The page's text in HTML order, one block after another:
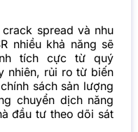
spread và nhu
nhiều khả năng sẽ
tích cực từ quý
nhiên, rủi ro từ biến
sách sản lượng
chuyển dịch năng
đầu tư theo dõi sát